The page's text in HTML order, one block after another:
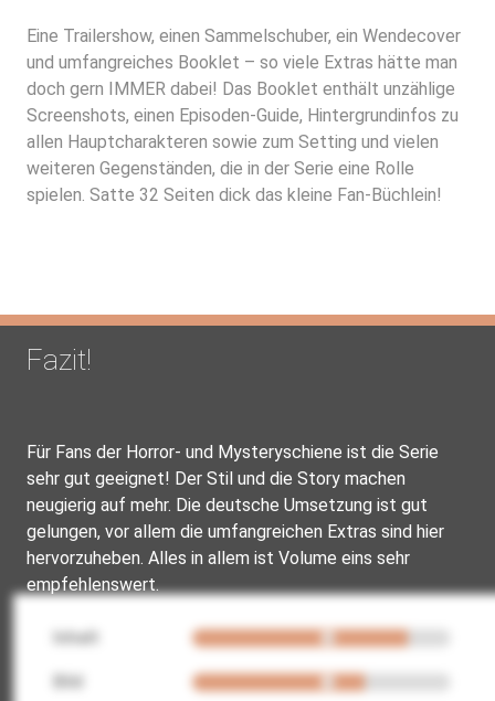
Eine Trailershow, einen Sammelschuber, ein Wendecover
und umfangreiches Booklet – so viele Extras hätte man
doch gern IMMER dabei! Das Booklet enthält unzählige
Screenshots, einen Episoden-Guide, Hintergrundinfos zu
allen Hauptcharakteren sowie zum Setting und vielen
weiteren Gegenständen, die in der Serie eine Rolle
spielen. Satte 32 Seiten dick das kleine Fan-Büchlein!
Fazit!
Für Fans der Horror- und Mysteryschiene ist die Serie
sehr gut geeignet! Der Stil und die Story machen
neugierig auf mehr. Die deutsche Umsetzung ist gut
gelungen, vor allem die umfangreichen Extras sind hier
hervorzuheben. Alles in allem ist Volume eins sehr
empfehlenswert.
Inhalt
Bild